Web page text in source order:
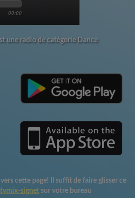
00:00
une radio de catégorie Dance
cette page! Il suffit de faire glisser ce
signet sur votre bureau